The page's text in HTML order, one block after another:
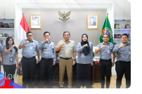
Tzu Chi dan